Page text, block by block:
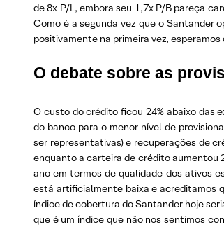
de 8x P/L, embora seu 1,7x P/B pareça
Como é a segunda vez que o Santander
positivamente na primeira vez, esperamos
O debate sobre as
O custo do crédito ficou 24% abaixo das
do banco para o menor nível de
ser representativas) e recuperações de
enquanto a carteira de crédito aumentou
ano em termos de qualidade dos ativos
está artificialmente baixa e acreditamos
índice de cobertura do Santander hoje
que é um índice que não nos sentimos